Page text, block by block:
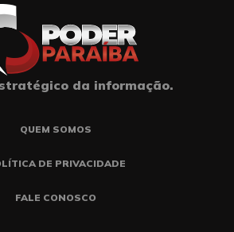
da informação.
QUEM SOMOS
DE PRIVACIDADE
FALE CONOSCO